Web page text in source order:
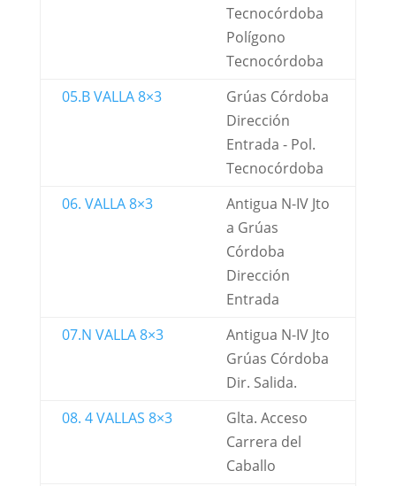
Tecnocórdoba
Polígono
Tecnocórdoba
05.B VALLA 8×3
Grúas Córdoba
Dirección
Entrada - Pol.
Tecnocórdoba
06. VALLA 8×3
Antigua N-IV Jto
a Grúas
Córdoba
Dirección
Entrada
07.N VALLA 8×3
Antigua N-IV Jto
Grúas Córdoba
Dir. Salida.
08. 4 VALLAS 8×3
Glta. Acceso
Carrera del
Caballo